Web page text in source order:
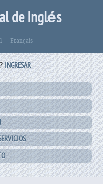
de Inglés
Français
INGRESAR